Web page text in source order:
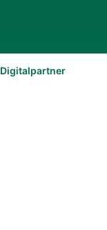
Digitalpartner